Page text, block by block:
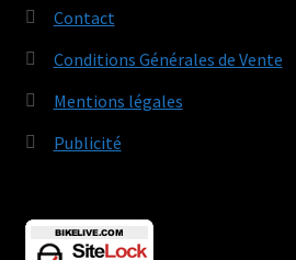
Contact
Conditions Générales de Vente
Mentions légales
Publicité